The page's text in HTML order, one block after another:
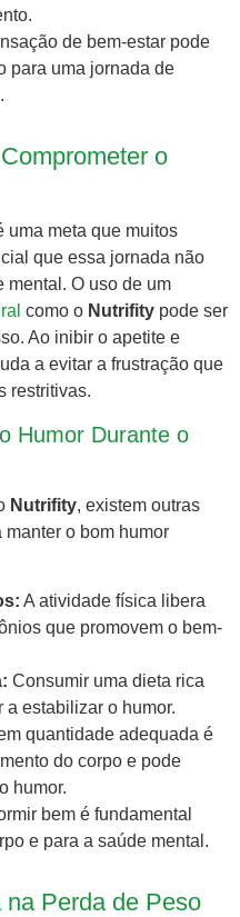
de bem-estar pode
para uma jornada de
o
uma meta que muitos
que essa jornada não
mental. O uso de um
como o Nutrifity pode ser
Ao inibir o apetite e
a evitar a frustração que
restritivas.
Humor Durante o
Nutrifity, existem outras
o bom humor
A atividade física libera
que promovem o bem-
Consumir uma dieta rica
estabilizar o humor.
quantidade adequada é
do corpo e pode
humor.
bem é fundamental
e para a saúde mental.
Perda de Peso